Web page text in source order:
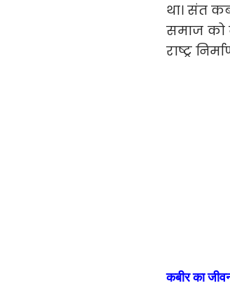
था। संत
समाज को
राष्ट्र
कबीर का